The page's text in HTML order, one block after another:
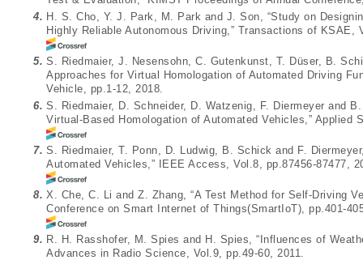
4. H. S. Cho, Y. J. Park, M. Park and J. Son, “Study on
Highly Reliable Autonomous Driving,” Transactions of KSAE,
5. S. Riedmaier, J. Nesensohn, C. Gutenkunst, T. Düser, B.
Approaches for Virtual Homologation of Automated Driving
Vehicle, pp.1-12, 2018.
6. S. Riedmaier, D. Schneider, D. Watzenig, F. Diermeyer and
Virtual-Based Homologation of Automated Vehicles,” Applied
7. S. Riedmaier, T. Ponn, D. Ludwig, B. Schick and F.
Automated Vehicles,” IEEE Access, Vol.8, pp.87456-87477,
8. X. Che, C. Li and Z. Zhang, “A Test Method for Self-Driving
Conference on Smart Internet of Things(SmartIoT), pp.401-
9. R. H. Rasshofer, M. Spies and H. Spies, “Influences of
Advances in Radio Science, Vol.9, pp.49-60, 2011.